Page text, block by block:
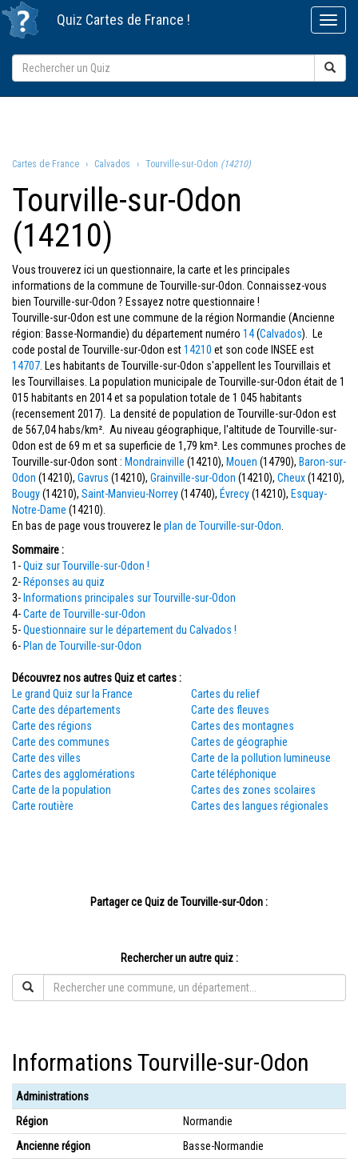
Quiz Cartes de France !
Cartes de France Calvados Tourville-sur-Odon (14210)
Tourville-sur-Odon
(14210)
Vous trouverez ici un questionnaire, la carte et les principales
informations de la commune de Tourville-sur-Odon. Connaissez-vous
bien Tourville-sur-Odon ? Essayez notre questionnaire !
Tourville-sur-Odon est une commune de la région Normandie (Ancienne
région: Basse-Normandie) du département numéro 14(Calvados). Le
code postal de Tourville-sur-Odon est14210 et son code INSEE est
14707 . Les habitants de Tourville-sur-Odon s'appellent les Tourvillais et
les Tourvillaises. La population municipale de Tourville-sur-Odon était de 1
015 habitants en 2014 et sa population totale de 1 045 habitants
(recensement 2017). La densité de population de Tourville-sur-Odon est
de 567,04 habs/km². Au niveau géographique, l'altitude de Tourville-sur-
Odon est de 69 m et sa superficie de 1,79 km². Les communes proches de
Tourville-sur-Odon sont : Mondrainville (14210), Mouen (14790), Baron-sur-
Odon (14210), Gavrus (14210), Grainville-sur-Odon (14210), Cheux(14210),
Bougy(14210), Saint-Manvieu-Norrey(14740), Évrecy(14210), Esquay-
Notre-Dame (14210).
En bas de page vous trouverez le plan de Tourville-sur-Odon
Sommaire :
1-Quiz sur Tourville-sur-Odon !
2- Réponses au quiz
3- Informations principales sur Tourville-sur-Odon
4-Carte de Tourville-sur-Odon
5-Questionnaire sur le département du Calvados !
6- Plan de Tourville-sur-Odon
Découvrez nos autres Quiz et cartes :
Le grand Quiz sur la France
Carte des départements
Carte des régions
Carte des communes
Carte des villes
Cartes des agglomérations
Carte de la population
Carte routière
Cartes du relief
Carte des fleuves
Cartes des montagnes
Cartes de géographie
Carte de la pollution lumineuse
Carte téléphonique
Cartes des zones scolaires
Cartes des langues régionales
Partager ce Quiz de Tourville-sur-Odon :
Rechercher un autre quiz :
Informations Tourville-sur-Odon
Administrations
Région
Normandie
Ancienne région
Basse-Normandie